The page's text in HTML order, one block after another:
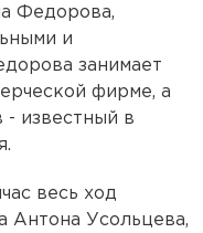
Федорова,
и
занимает
фирме, а
известный в
весь ход
Антона Усольцева,